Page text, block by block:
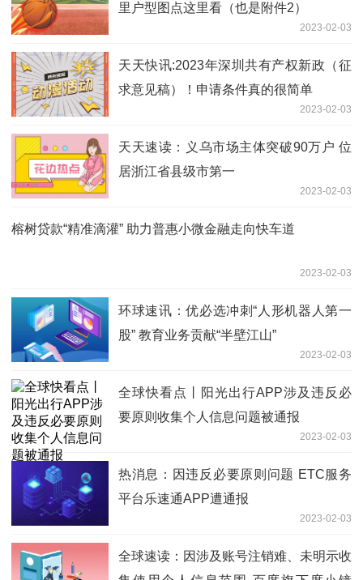
里户型图点这里看（也是附件2）
2023-02-03
天天快讯:2023年深圳共有产权新政（征
求意见稿）！申请条件真的很简单
2023-02-03
天天速读：义乌市场主体突破90万户 位
居浙江省县级市第一
2023-02-03
榕树贷款“精准滴灌” 助力普惠小微金融走向快车道
2023-02-03
环球速讯：优必选冲刺“人形机器人第一
股” 教育业务贡献“半壁江山”
2023-02-03
全球快看点丨阳光出行APP涉及违反必
要原则收集个人信息问题被通报
2023-02-03
热消息：因违反必要原则问题 ETC服务
平台乐速通APP遭通报
2023-02-03
全球速读：因涉及账号注销难、未明示收